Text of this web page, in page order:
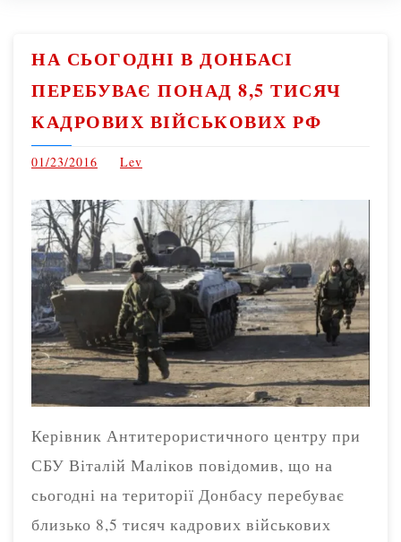
НА СЬОГОДНІ В ДОНБАСІ
ПЕРЕБУВАЄ ПОНАД 8,5 ТИСЯЧ
КАДРОВИХ ВІЙСЬКОВИХ РФ
01/23/2016 Lev
Керівник Антитерористичного центру при
СБУ Віталій Маліков повідомив, що на
сьогодні на території Донбасу перебуває
близько 8,5 тисяч кадрових військових